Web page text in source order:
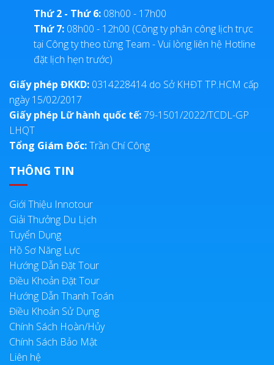
Thứ 2 - Thứ 6: 08h00 - 17h00
Thứ 7: 08h00 - 12h00 (Công ty phân công lịch trực
tại Công ty theo từng Team - Vui lòng liên hệ Hotline
đặt lịch hẹn trước)
Giấy phép ĐKKD: 0314228414 do Sở KHĐT TP.HCM cấp
ngày 15/02/2017
Giấy phép Lữ hành quốc tế:79-1501/2022/TCDL-GP
LHQT
Tổng Giám Đốc:Trần Chí Công
THÔNG TIN
Giới Thiệu Innotour
Giải Thưởng Du Lịch
Tuyển Dụng
Hồ Sơ Năng Lực
Hướng Dẫn Đặt Tour
Điều Khoản Đặt Tour
Hướng Dẫn Thanh Toán
Điều Khoản Sử Dụng
Chính Sách Hoàn/Hủy
Chính Sách Bảo Mật
Liên hệ